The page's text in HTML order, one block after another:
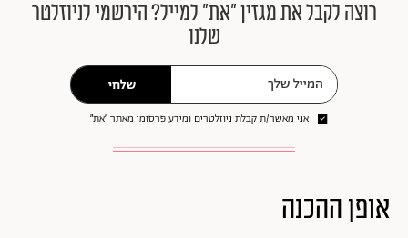
רוצה לקבל את מגזין ״את״ למייל? הירשמי לניוזלטר
שלנו
שלחי
אני מאשר/ת קבלת ניוזלטרים ומידע פרסומי מאתר ״את״
אופן ההכנה